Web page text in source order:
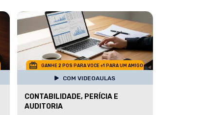
GANHE 2 POS PARA VOCE +1 PARA UM AMIGO
COM VIDEOAULAS
CONTABILIDADE, PERÍCIA E
AUDITORIA